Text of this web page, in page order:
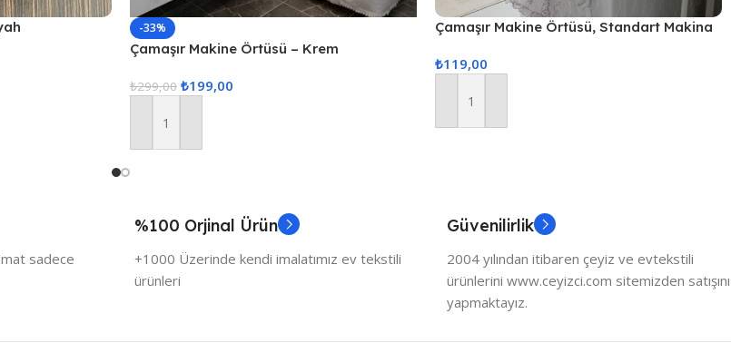
-33%
Çamaşır Makine Örtüsü – Krem
₺299,00 ₺199,00
Sepete Ekle
Çamaşır Makine Örtüsü, Standart Makina
₺119,00
Sepete Ekle
sadece
%100 Orjinal Ürün
+1000 Üzerinde kendi imalatımız ev tekstili
ürünleri
Güvenilirlik
2004 yılından itibaren çeyiz ve evtekstili
ürünlerini www.ceyizci.com sitemizden satışını
yapmaktayız.